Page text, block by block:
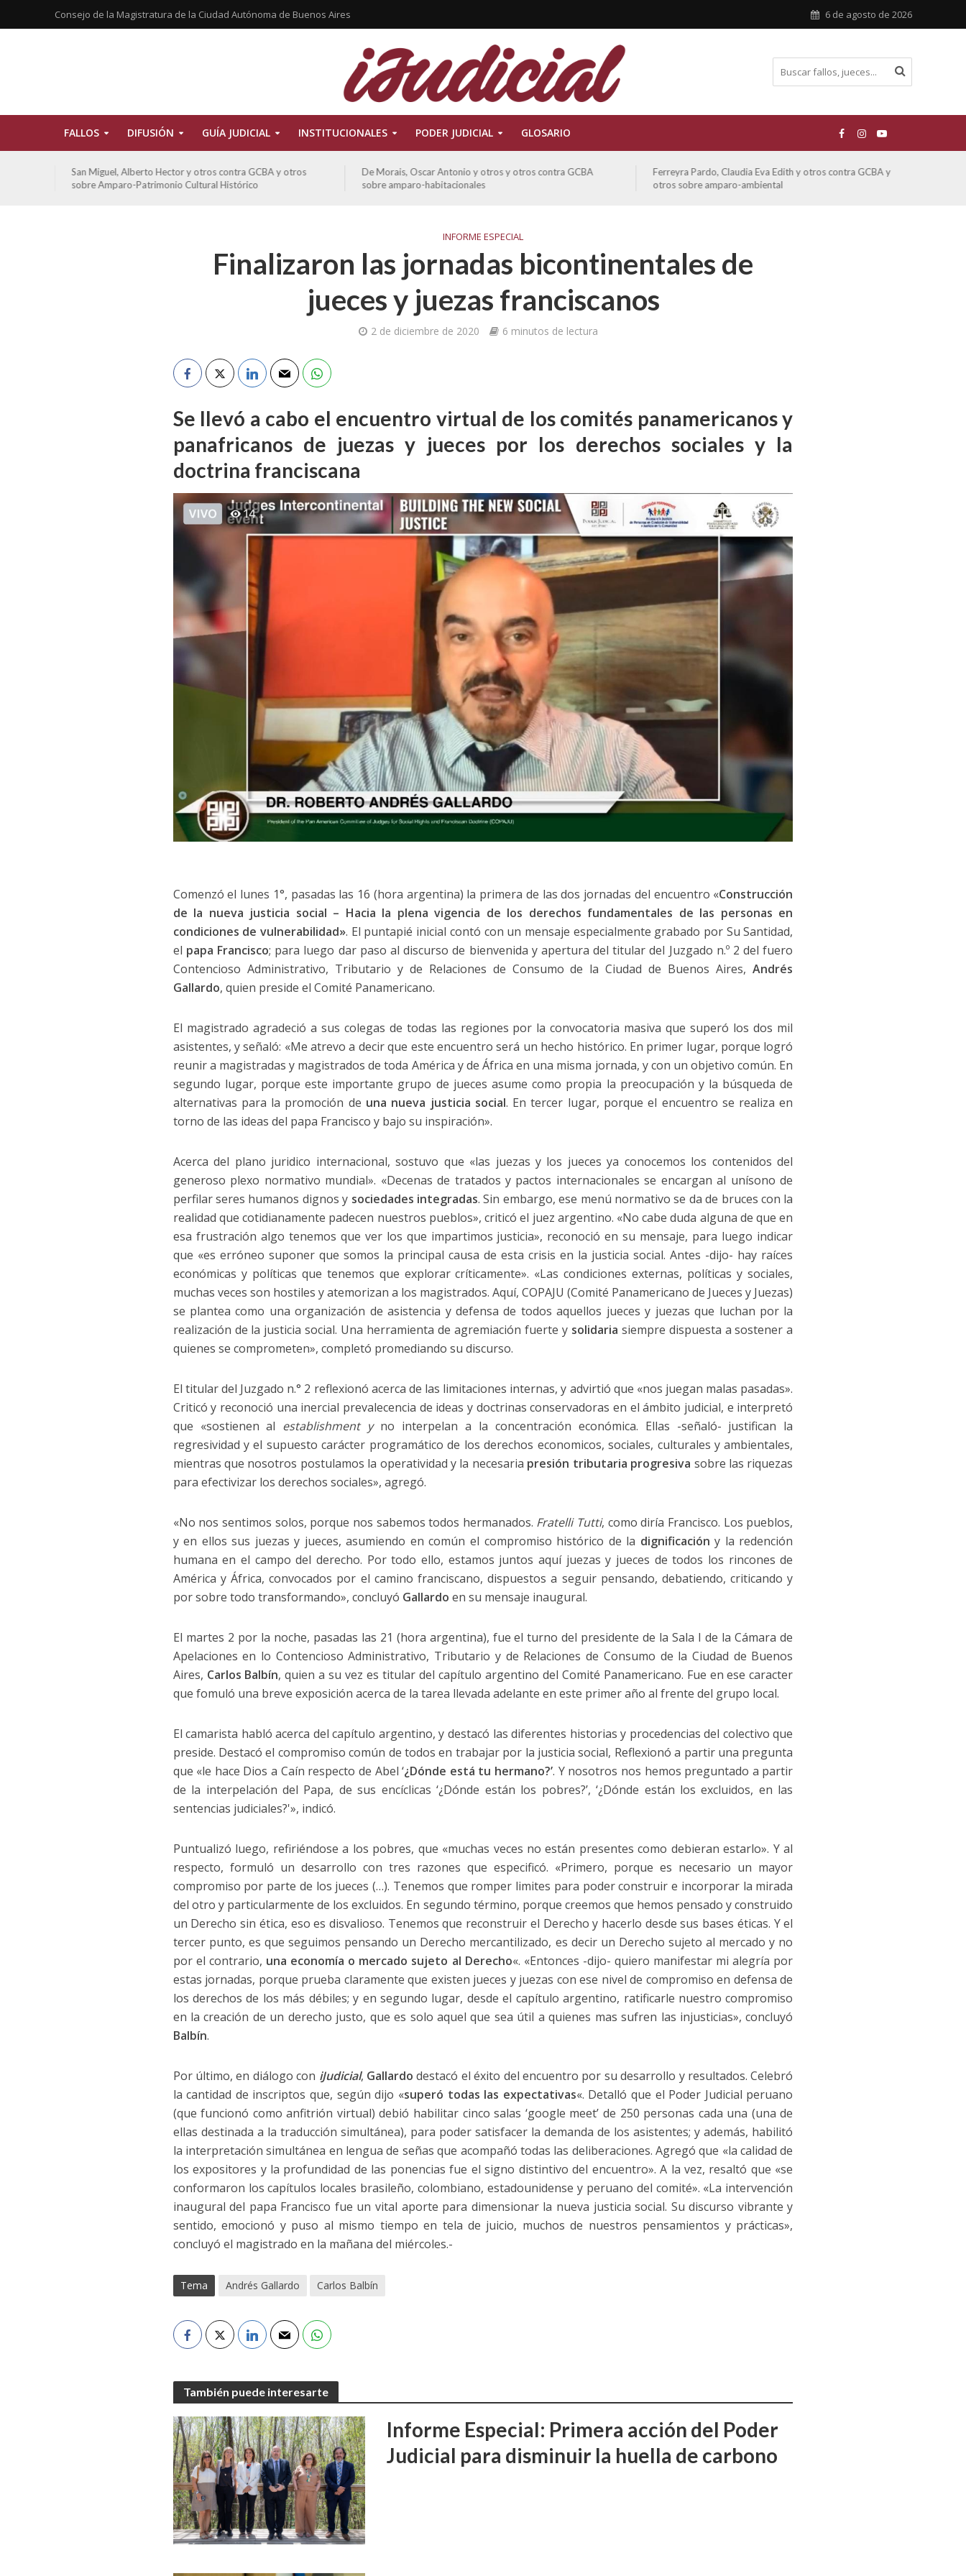
Consejo de la Magistratura de la Ciudad Autónoma de Buenos Aires 6 de agosto de 2026
FALLOS DIFUSIÓN GUÍA JUDICIAL INSTITUCIONALES PODER JUDICIAL GLOSARIO
San Miguel, Alberto Hector y otros contra GCBA y otros
sobre Amparo-Patrimonio Cultural Histórico
De Morais, Oscar Antonio y otros y otros contra GCBA
sobre amparo-habitacionales
Ferreyra Pardo, Claudia Eva Edith y otros contra GCBA y
otros sobre amparo-ambiental
INFORME ESPECIAL
Finalizaron las jornadas bicontinentales de
jueces y juezas franciscanos
2 de diciembre de 2020 6 minutos de lectura
Se llevó a cabo el encuentro virtual de los comités panamericanos y
panafricanos de juezas y jueces por los derechos sociales y la
doctrina franciscana
Comenzó el lunes 1°, pasadas las 16 (hora argentina) la primera de las dos jornadas del encuentro «Construcción
de la nueva justicia social – Hacia la plena vigencia de los derechos fundamentales de las personas en
condiciones de vulnerabilidad». El puntapié inicial contó con un mensaje especialmente grabado por Su Santidad,
el papa Francisco; para luego dar paso al discurso de bienvenida y apertura del titular del Juzgado n.º 2 del fuero
Contencioso Administrativo, Tributario y de Relaciones de Consumo de la Ciudad de Buenos Aires,Andrés
Gallardo, quien preside el Comité Panamericano.
El magistrado agradeció a sus colegas de todas las regiones por la convocatoria masiva que superó los dos mil
asistentes, y señaló: «Me atrevo a decir que este encuentro será un hecho histórico. En primer lugar, porque logró
reunir a magistradas y magistrados de toda América y de África en una misma jornada, y con un objetivo común. En
segundo lugar, porque este importante grupo de jueces asume como propia la preocupación y la búsqueda de
alternativas para la promoción de una nueva justicia social. En tercer lugar, porque el encuentro se realiza en
torno de las ideas del papa Francisco y bajo su inspiración».
Acerca del plano juridico internacional, sostuvo que «las juezas y los jueces ya conocemos los contenidos del
generoso plexo normativo mundial». «Decenas de tratados y pactos internacionales se encargan al unísono de
perfilar seres humanos dignos y sociedades integradas. Sin embargo, ese menú normativo se da de bruces con la
realidad que cotidianamente padecen nuestros pueblos», criticó el juez argentino. «No cabe duda alguna de que en
esa frustración algo tenemos que ver los que impartimos justicia», reconoció en su mensaje, para luego indicar
que «es erróneo suponer que somos la principal causa de esta crisis en la justicia social. Antes -dijo- hay raíces
económicas y políticas que tenemos que explorar críticamente». «Las condiciones externas, políticas y sociales,
muchas veces son hostiles y atemorizan a los magistrados. Aquí, COPAJU (Comité Panamericano de Jueces y Juezas)
se plantea como una organización de asistencia y defensa de todos aquellos jueces y juezas que luchan por la
realización de la justicia social. Una herramienta de agremiación fuerte y solidaria siempre dispuesta a sostener a
quienes se comprometen», completó promediando su discurso.
El titular del Juzgado n.° 2 reflexionó acerca de las limitaciones internas, y advirtió que «nos juegan malas pasadas».
Criticó y reconoció una inercial prevalecencia de ideas y doctrinas conservadoras en el ámbito judicial, e interpretó
que «sostienen al establishment y no interpelan a la concentración económica. Ellas -señaló- justifican la
regresividad y el supuesto carácter programático de los derechos economicos, sociales, culturales y ambientales,
mientras que nosotros postulamos la operatividad y la necesaria presión tributaria progresiva sobre las riquezas
para efectivizar los derechos sociales», agregó.
«No nos sentimos solos, porque nos sabemos todos hermanados. Fratelli Tutti, como diría Francisco. Los pueblos,
y en ellos sus juezas y jueces, asumiendo en común el compromiso histórico de la dignificación y la redención
humana en el campo del derecho. Por todo ello, estamos juntos aquí juezas y jueces de todos los rincones de
América y África, convocados por el camino franciscano, dispuestos a seguir pensando, debatiendo, criticando y
por sobre todo transformando», concluyó Gallardo en su mensaje inaugural.
El martes 2 por la noche, pasadas las 21 (hora argentina), fue el turno del presidente de la Sala I de la Cámara de
Apelaciones en lo Contencioso Administrativo, Tributario y de Relaciones de Consumo de la Ciudad de Buenos
Aires, Carlos Balbín, quien a su vez es titular del capítulo argentino del Comité Panamericano. Fue en ese caracter
que fomuló una breve exposición acerca de la tarea llevada adelante en este primer año al frente del grupo local.
El camarista habló acerca del capítulo argentino, y destacó las diferentes historias y procedencias del colectivo que
preside. Destacó el compromiso común de todos en trabajar por la justicia social, Reflexionó a partir una pregunta
que «le hace Dios a Caín respecto de Abel ‘¿Dónde está tu hermano?’. Y nosotros nos hemos preguntado a partir
de la interpelación del Papa, de sus encíclicas ‘¿Dónde están los pobres?’, ‘¿Dónde están los excluidos, en las
sentencias judiciales?'», indicó.
Puntualizó luego, refiriéndose a los pobres, que «muchas veces no están presentes como debieran estarlo». Y al
respecto, formuló un desarrollo con tres razones que especificó. «Primero, porque es necesario un mayor
compromiso por parte de los jueces (…). Tenemos que romper limites para poder construir e incorporar la mirada
del otro y particularmente de los excluidos. En segundo término, porque creemos que hemos pensado y construido
un Derecho sin ética, eso es disvalioso. Tenemos que reconstruir el Derecho y hacerlo desde sus bases éticas. Y el
tercer punto, es que seguimos pensando un Derecho mercantilizado, es decir un Derecho sujeto al mercado y no
por el contrario, una economía o mercado sujeto al Derecho«. «Entonces -dijo- quiero manifestar mi alegría por
estas jornadas, porque prueba claramente que existen jueces y juezas con ese nivel de compromiso en defensa de
los derechos de los más débiles; y en segundo lugar, desde el capítulo argentino, ratificarle nuestro compromiso
en la creación de un derecho justo, que es solo aquel que sea útil a quienes mas sufren las injusticias», concluyó
Balbín.
Por último, en diálogo con iJudicial, Gallardo destacó el éxito del encuentro por su desarrollo y resultados. Celebró
la cantidad de inscriptos que, según dijo «superó todas las expectativas«. Detalló que el Poder Judicial peruano
(que funcionó como anfitrión virtual) debió habilitar cinco salas ‘google meet’ de 250 personas cada una (una de
ellas destinada a la traducción simultánea), para poder satisfacer la demanda de los asistentes; y además, habilitó
la interpretación simultánea en lengua de señas que acompañó todas las deliberaciones. Agregó que «la calidad de
los expositores y la profundidad de las ponencias fue el signo distintivo del encuentro». A la vez, resaltó que «se
conformaron los capítulos locales brasileño, colombiano, estadounidense y peruano del comité». «La intervención
inaugural del papa Francisco fue un vital aporte para dimensionar la nueva justicia social. Su discurso vibrante y
sentido, emocionó y puso al mismo tiempo en tela de juicio, muchos de nuestros pensamientos y prácticas»,
concluyó el magistrado en la mañana del miércoles.-
Tema Andrés Gallardo Carlos Balbín
También puede interesarte
Informe Especial: Primera acción del Poder
Judicial para disminuir la huella de carbono